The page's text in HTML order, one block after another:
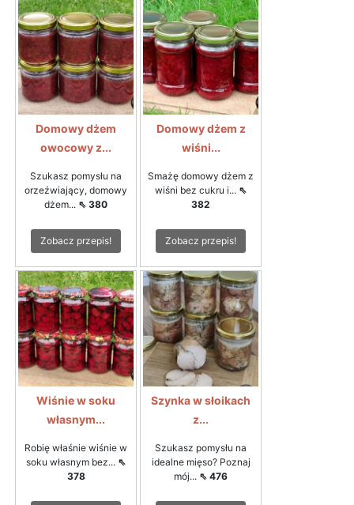
Domowy dżem
owocowy z...
Szukasz pomysłu na
orzeźwiający, domowy
dżem... ⇖ 380
Zobacz przepis!
Domowy dżem z
wiśni...
Smażę domowy dżem z
wiśni bez cukru i... ⇖
382
Zobacz przepis!
Wiśnie w soku
własnym...
Robię właśnie wiśnie w
soku własnym bez... ⇖
378
Szynka w słoikach
z...
Szukasz pomysłu na
idealne mięso? Poznaj
mój... ⇖ 476